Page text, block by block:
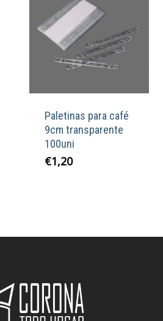
Paletinas para café
9cm transparente
100uni
€1,20